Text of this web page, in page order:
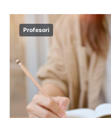
Profesori